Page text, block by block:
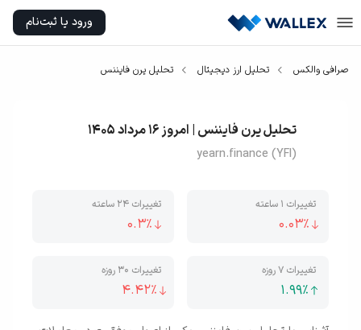
ورود یا ثبت‌نام
صرافی والکس تحلیل ارز دیجیتال تحلیل یرن فایننس
تحلیل یرن فایننس | امروز 16 مرداد 1405
yearn.finance (YFI)
تغییرات ۱ ساعته
٪0.03
تغییرات ۲۴ ساعته
٪0.3
تغییرات ۷ روزه
٪1.99
تغییرات ۳۰ روزه
٪4.42